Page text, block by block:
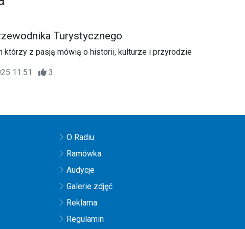
Turystycznego
którzy z pasją mówią o historii, kulturze i przyrodzie
11:51 3
O Radiu
Ramówka
Audycje
Galerie zdjęć
Reklama
Regulamin